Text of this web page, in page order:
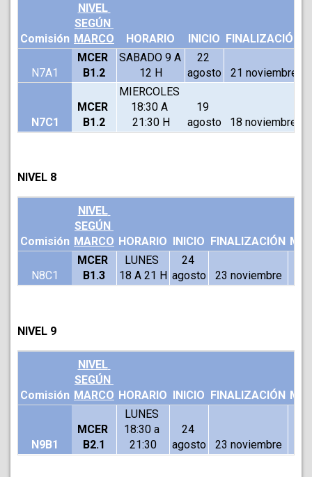
Comisión
NIVEL
SEGÚN
MARCO
HORARIO INICIO FINALIZACIÓN
N7A1
MCER
B1.2
SABADO 9 A
12 H
22
agosto
21 noviembre
N7C1
MCER
B1.2
MIERCOLES
18:30 A
21:30 H
19
agosto
18 noviembre
NIVEL 8
Comisión
NIVEL
SEGÚN
MARCO HORARIO INICIO FINALIZACIÓN
N8C1
MCER
B1.3
LUNES
18 A 21 H
24
agosto
23 noviembre
NIVEL 9
Comisión
NIVEL
SEGÚN
MARCO HORARIO INICIO FINALIZACIÓN
N9B1
MCER
B2.1
LUNES
18:30 a
21:30
24
agosto
23 noviembre